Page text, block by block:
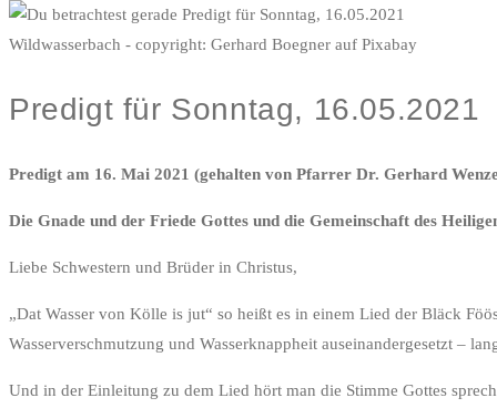
Wildwasserbach - copyright: Gerhard Boegner auf Pixabay
Predigt für Sonntag, 16.05.2021
Predigt am 16. Mai 2021 (gehalten von Pfarrer Dr. Gerhard
Die Gnade und der Friede Gottes und die Gemeinschaft des
Liebe Schwestern und Brüder in Christus,
„Dat Wasser von Kölle is jut“ so heißt es in einem Lied der Bläck
Wasserverschmutzung und Wasserknappheit auseinandergesetzt –
Und in der Einleitung zu dem Lied hört man die Stimme Gottes